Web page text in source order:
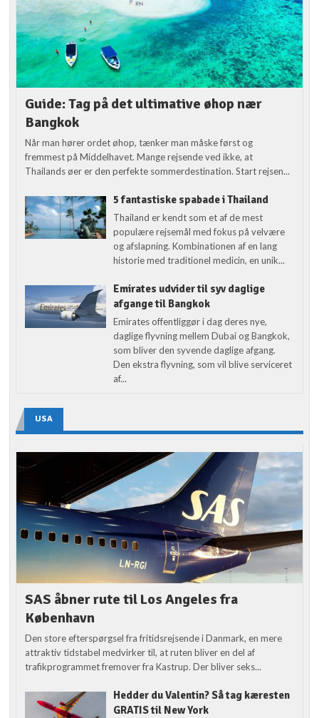
Guide: Tag på det ultimative øhop nær
Bangkok
Når man hører ordet øhop, tænker man måske først og
fremmest på Middelhavet. Mange rejsende ved ikke, at
Thailands øer er den perfekte sommerdestination. Start rejsen...
5 fantastiske spabade i Thailand
Thailand er kendt som et af de mest
populære rejsemål med fokus på velvære
og afslapning. Kombinationen af en lang
historie med traditionel medicin, en unik...
Emirates udvider til syv daglige
afgange til Bangkok
Emirates offentliggør i dag deres nye,
daglige flyvning mellem Dubai og Bangkok,
som bliver den syvende daglige afgang.
Den ekstra flyvning, som vil blive serviceret
af...
USA
SAS åbner rute til Los Angeles fra
København
Den store efterspørgsel fra fritidsrejsende i Danmark, en mere
attraktiv tidstabel medvirker til, at ruten bliver en del af
trafikprogrammet fremover fra Kastrup. Der bliver seks...
Hedder du Valentin? Så tag kæresten
GRATIS til New York